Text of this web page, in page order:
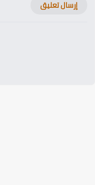
إرسال تعليق